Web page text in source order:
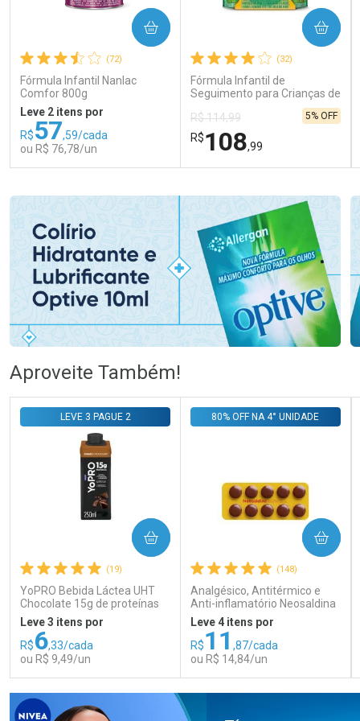
(72)
Fórmula Infantil Nanlac
Comfor 800g
Leve 2 itens por
R$57,59/cada
ou R$ 76,78/un
COMPRAR
Comprar sem Desconto
Por R$ 76,78/cada
Comprar sem Desconto
Por R$ 76,78/cada
(32)
Fórmula Infantil de
Seguimento para Crianças de
Primeira Infância Nestonutri
2 Unidades de 800g cada
R$ 114,99
R$108,99
5% OFF
COMPRAR
Laboratório
Comprar sem Desconto
Por R$ 108,99/cada
Por Menos
Comprar sem Desconto
Por R$ 108,99/cada
Aproveite Também!
(19)
YoPRO Bebida Láctea UHT
Chocolate 15g de proteínas
250ml
LEVE 3 PAGUE 2
Leve 3 itens por
R$6,33/cada
ou R$ 9,49/un
COMPRAR
FECHAR
FECHAR
(148)
Analgésico, Antitérmico e
Anti-inflamatório Neosaldina
30mg + 300mg + 30mg 10
Drágeas
80% OFF NA 4° UNIDADE
Leve 4 itens por
R$11 ,87/cada
ou R$ 14,84/un
COMPRAR